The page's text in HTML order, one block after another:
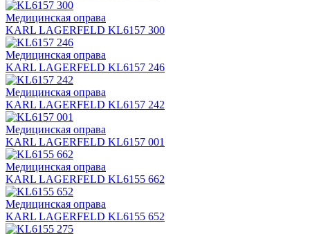
Медицинская оправа
KARL LAGERFELD KL6157 300
Медицинская оправа
KARL LAGERFELD KL6157 246
Медицинская оправа
KARL LAGERFELD KL6157 242
Медицинская оправа
KARL LAGERFELD KL6157 001
Медицинская оправа
KARL LAGERFELD KL6155 662
Медицинская оправа
KARL LAGERFELD KL6155 652